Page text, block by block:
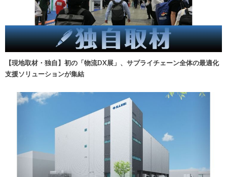
【現地取材・独自】初の「物流DX展」、サプライチェーン全体の最適化
支援ソリューションが集結